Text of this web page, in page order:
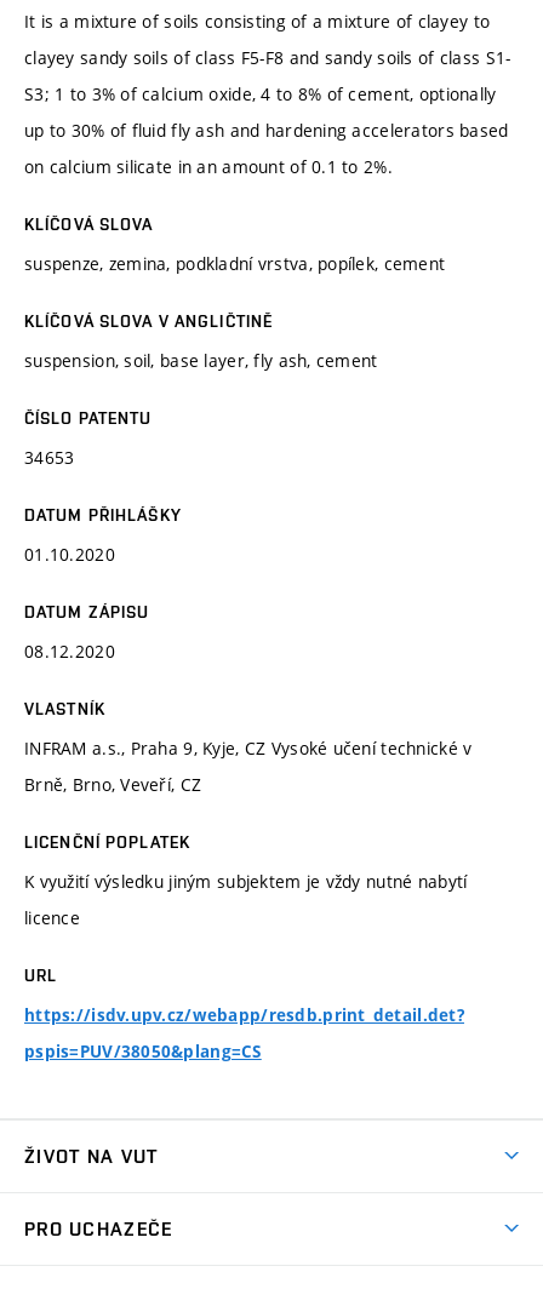
It is a mixture of soils consisting of a mixture of clayey to
clayey sandy soils of class F5-F8 and sandy soils of class S1-
S3; 1 to 3% of calcium oxide, 4 to 8% of cement, optionally
up to 30% of fluid fly ash and hardening accelerators based
on calcium silicate in an amount of 0.1 to 2%.
KLÍČOVÁ SLOVA
suspenze, zemina, podkladní vrstva, popílek, cement
KLÍČOVÁ SLOVA V ANGLIČTINĚ
suspension, soil, base layer, fly ash, cement
ČÍSLO PATENTU
34653
DATUM PŘIHLÁŠKY
01.10.2020
DATUM ZÁPISU
08.12.2020
VLASTNÍK
INFRAM a.s., Praha 9, Kyje, CZ Vysoké učení technické v
Brně, Brno, Veveří, CZ
LICENČNÍ POPLATEK
K využití výsledku jiným subjektem je vždy nutné nabytí
licence
URL
https://isdv.upv.cz/webapp/resdb.print_detail.det?
pspis=PUV/38050&plang=CS
ŽIVOT NA VUT
PRO UCHAZEČE